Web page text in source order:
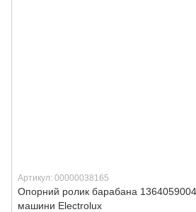
Артикул: 00000038165
Опорний ролик барабана
машини Electrolux